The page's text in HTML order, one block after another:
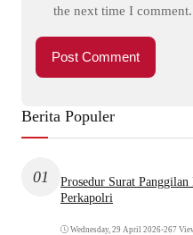
the next time I comment.
Berita Populer
01
Prosedur Surat
Perkapolri
Wednesday, 29 April 2026•267